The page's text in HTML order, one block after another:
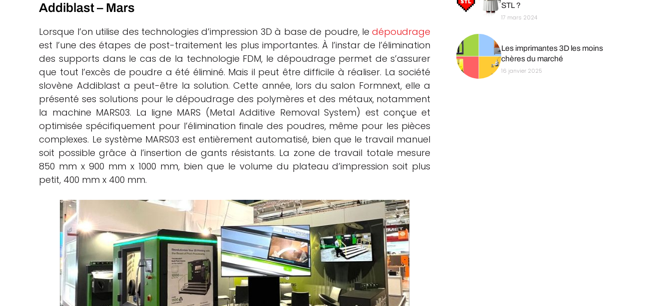
Addiblast – Mars
Lorsque l’on utilise des technologies d’impression 3D à base de poudre, ledépoudrage
est l’une des étapes de post-traitement les plus importantes. À l’instar de l’élimination
des supports dans le cas de la technologie FDM, le dépoudrage permet de s’assurer
que tout l’excès de poudre a été éliminé. Mais il peut être difficile à réaliser. La société
slovène Addiblast a peut-être la solution. Cette année, lors du salon Formnext, elle a
présenté ses solutions pour le dépoudrage des polymères et des métaux, notamment
la machine MARS03. La ligne MARS (Metal Additive Removal System) est conçue et
optimisée spécifiquement pour l’élimination finale des poudres, même pour les pièces
complexes. Le système MARS03 est entièrement automatisé, bien que le travail manuel
soit possible grâce à l’insertion de gants résistants. La zone de travail totale mesure
850 mm x 900 mm x 1000 mm, bien que le volume du plateau d’impression soit plus
petit, 400 mm x 400 mm.
STL ?
17 mars 2024
Les imprimantes 3D les moins
chères du marché
16 janvier 2025